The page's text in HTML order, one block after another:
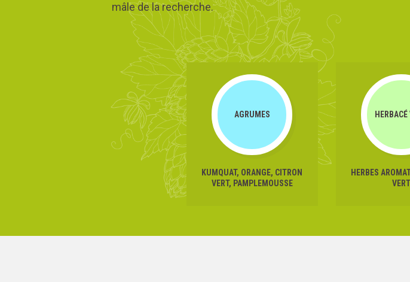
mâle de la recherche.
AGRUMES
KUMQUAT, ORANGE, CITRON
VERT, PAMPLEMOUSSE
HERBES
VERT